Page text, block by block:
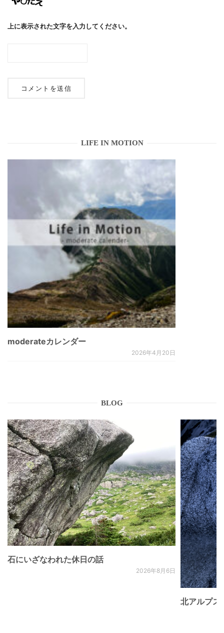
上に表示された文字を入力してください。
LIFE IN MOTION
moderateカレンダー
2026年4月20日
BLOG
石にいざなわれた休日の話
2026年8月6日
北アルプ